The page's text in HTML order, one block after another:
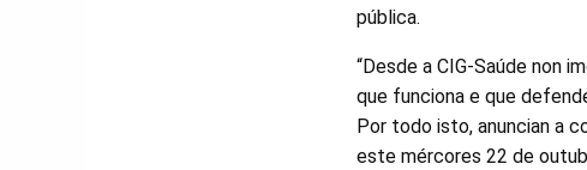
pública.
“Desde a CIG-Saúde non
que funciona e que
Por todo isto, anuncian a
este mércores 22 de